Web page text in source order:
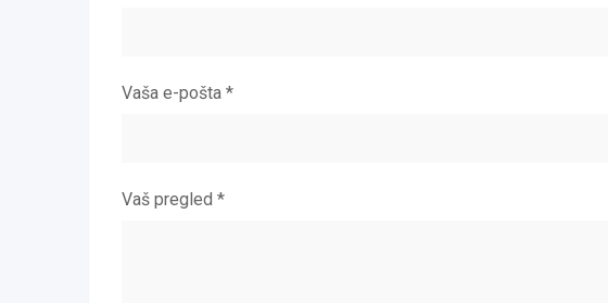
Vaša e-pošta *
Vaš pregled *